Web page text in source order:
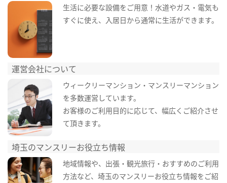
生活に必要な設備をご用意！水道やガス・電気も
すぐに使え、入居日から通常に生活ができます。
運営会社について
ウィークリーマンション・マンスリーマンション
を多数運営しています。
お客様のご利用目的に応じて、幅広くご紹介させ
て頂きます。
埼玉のマンスリーお役立ち情報
地域情報や、出張・観光旅行・おすすめのご利用
方法など、埼玉のマンスリーお役立ち情報をご紹